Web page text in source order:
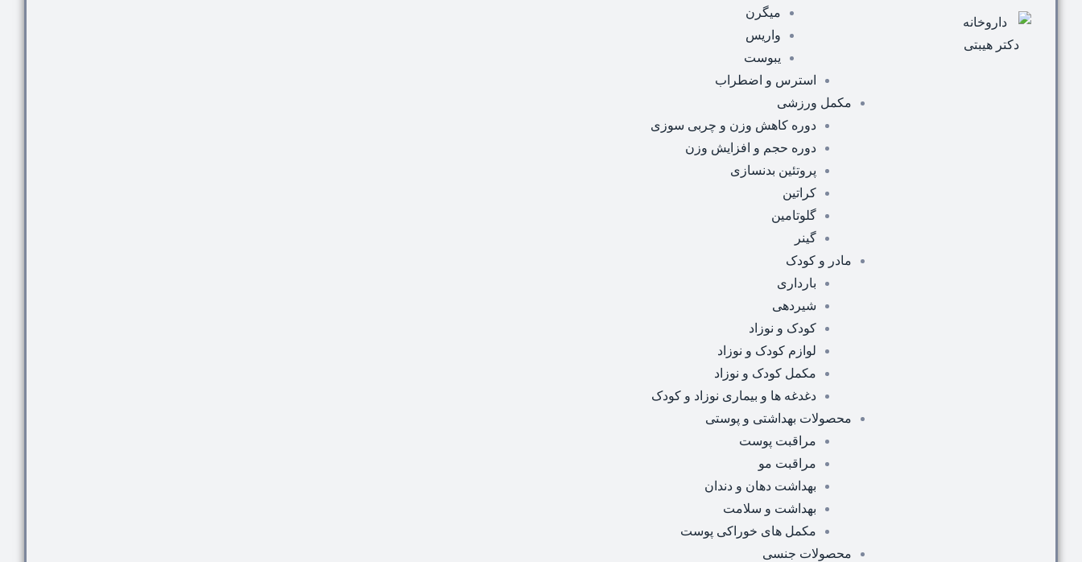
میگرن
واریس
یبوست
استرس و اضطراب
مکمل ورزشی
دوره کاهش وزن و چربی سوزی
دوره حجم و افزایش وزن
پروتئین بدنسازی
کراتین
گلوتامین
گینر
مادر و کودک
بارداری
شیردهی
کودک و نوزاد
لوازم کودک و نوزاد
مکمل کودک و نوزاد
دغدغه ها و بیماری نوزاد و کودک
محصولات بهداشتی و پوستی
مراقبت پوست
مراقبت مو
بهداشت دهان و دندان
بهداشت و سلامت
مکمل های خوراکی پوست
محصولات جنسی